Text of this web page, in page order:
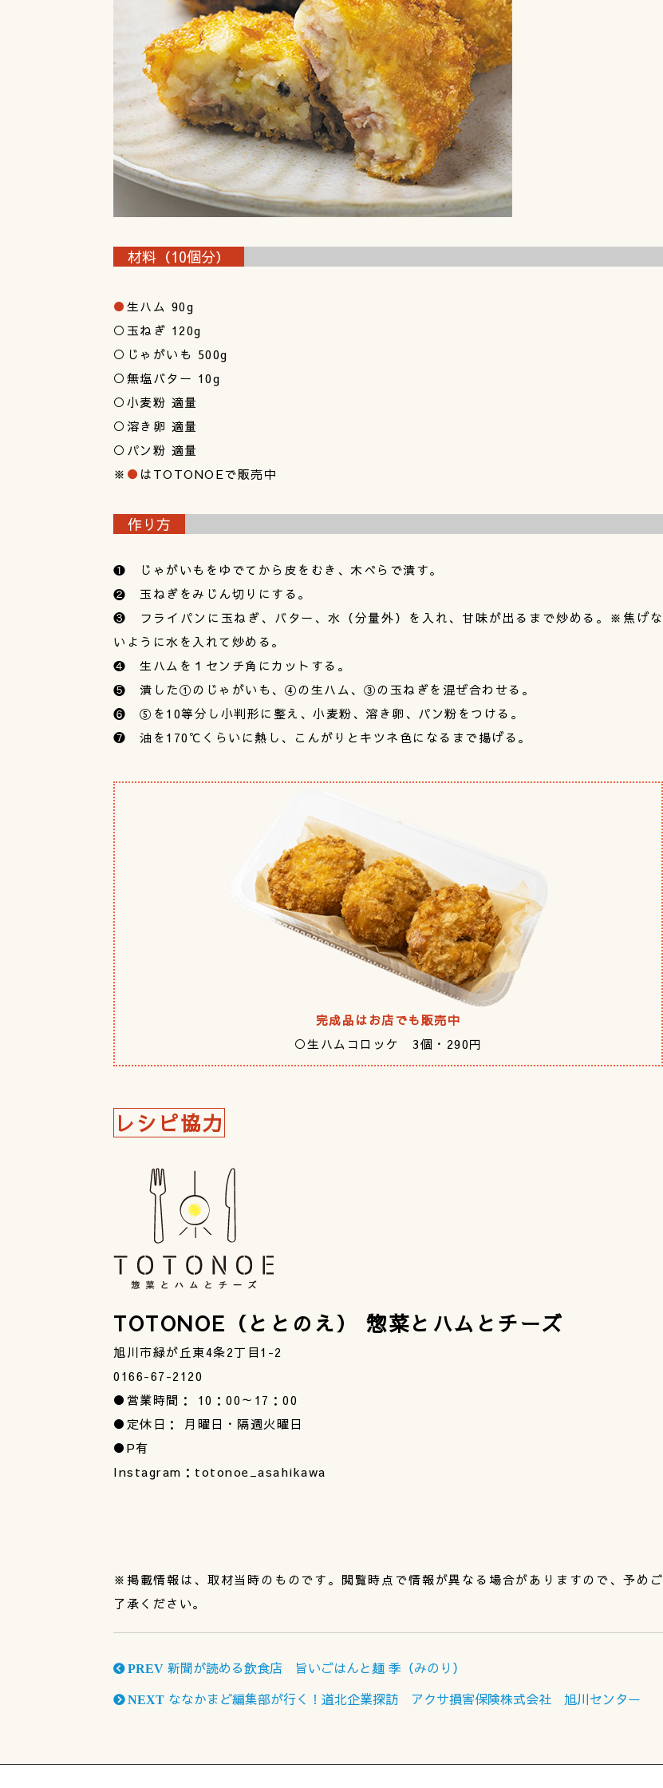
材料（10個分）
●生ハム 90g
○玉ねぎ 120g
○じゃがいも 500g
○無塩バター 10g
○小麦粉 適量
○溶き卵 適量
○パン粉 適量
※ ● はTOTONOEで販売中
作り方
❶ じゃがいもをゆでてから皮をむき、木べらで潰す。
❷ 玉ねぎをみじん切りにする。
❸ フライパンに玉ねぎ、バター、水（分量外）を入れ、甘味が出るまで炒める。※焦げな
いように水を入れて炒める。
❹ 生ハムを１センチ角にカットする。
❺ 潰した①のじゃがいも、④の生ハム、③の玉ねぎを混ぜ合わせる。
❻ ⑤を10等分し小判形に整え、小麦粉、溶き卵、パン粉をつける。
❼ 油を170℃くらいに熱し、こんがりとキツネ色になるまで揚げる。
完成品はお店でも販売中
○生ハムコロッケ 3個・290円
レシピ協力
TOTONOE（ととのえ） 惣菜とハムとチーズ
旭川市緑が丘東4条2丁目1-2
0166-67-2120
●営業時間： 10：00～17：00
●定休日： 月曜日・隔週火曜日
●P有
Instagram：totonoe_asahikawa
※掲載情報は、取材当時のものです。閲覧時点で情報が異なる場合がありますので、予めご
了承ください。
PREV 新聞が読める飲食店 旨いごはんと麺 季（みのり）
NEXT ななかまど編集部が行く！道北企業探訪 アクサ損害保険株式会社 旭川センター